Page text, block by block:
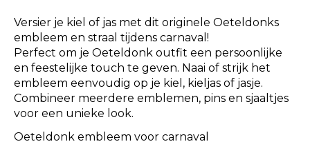
Versier je kiel of jas met dit originele Oeteldonks
embleem en straal tijdens carnaval!
Perfect om je Oeteldonk outfit een persoonlijke
en feestelijke touch te geven. Naai of strijk het
embleem eenvoudig op je kiel, kieljas of jasje.
Combineer meerdere emblemen, pins en sjaaltjes
voor een unieke look.
Oeteldonk embleem voor carnaval